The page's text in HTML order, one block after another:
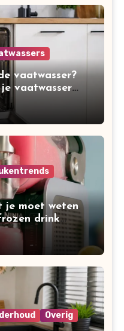
vaatwasser?
vaatwasser
je moet weten
drink
Overig